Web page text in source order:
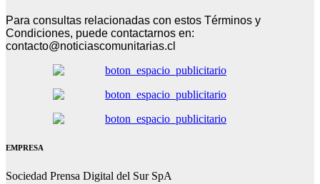
Para consultas relacionadas con estos Términos y
Condiciones, puede contactarnos en:
contacto@noticiascomunitarias.cl
EMPRESA
Sociedad Prensa Digital del Sur SpA